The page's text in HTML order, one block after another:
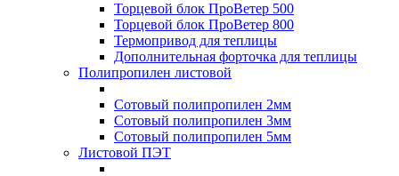
Торцевой блок ПроВетер 500
Торцевой блок ПроВетер 800
Термопривод для теплицы
Дополнительная форточка для теплицы
Полипропилен листовой
Сотовый полипропилен 2мм
Сотовый полипропилен 3мм
Сотовый полипропилен 5мм
Листовой ПЭТ